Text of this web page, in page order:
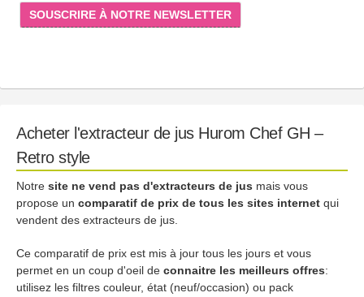
SOUSCRIRE À NOTRE NEWSLETTER
Acheter l'extracteur de jus Hurom Chef GH –
Retro style
Notre site ne vend pas d'extracteurs de jus mais vous
propose un comparatif de prix de tous les sites internet qui
vendent des extracteurs de jus.
Ce comparatif de prix est mis à jour tous les jours et vous
permet en un coup d'oeil de connaitre les meilleurs offres:
utilisez les filtres couleur, état (neuf/occasion) ou pack